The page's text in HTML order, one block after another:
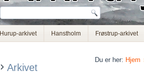
Hurup-arkivet Hanstholm Frøstrup-arkivet
Arkivet
Du er her: Hjem